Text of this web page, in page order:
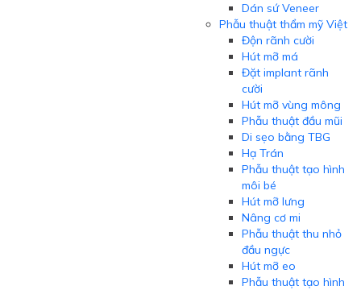
Dán sứ Veneer
Phẫu thuật thẩm mỹ Việt
Độn rãnh cười
Hút mỡ má
Đặt implant rãnh
cười
Hút mỡ vùng mông
Phẫu thuật đầu mũi
Di sẹo bằng TBG
Hạ Trán
Phẫu thuật tạo hình
môi bé
Hút mỡ lưng
Nâng cơ mi
Phẫu thuật thu nhỏ
đầu ngực
Hút mỡ eo
Phẫu thuật tạo hình